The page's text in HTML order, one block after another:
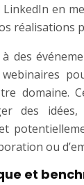
en
réalisations
des
domaine.
des
ou
et